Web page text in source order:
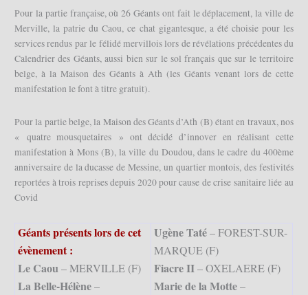
Pour la partie française, où 26 Géants ont fait le déplacement, la ville de
Merville, la patrie du Caou, ce chat gigantesque, a été choisie pour les
services rendus par le félidé mervillois lors de révélations précédentes du
Calendrier des Géants, aussi bien sur le sol français que sur le territoire
belge, à la Maison des Géants à Ath (les Géants venant lors de cette
manifestation le font à titre gratuit).
Pour la partie belge, la Maison des Géants d’Ath (B) étant en travaux, nos
« quatre mousquetaires » ont décidé d’innover en réalisant cette
manifestation à Mons (B), la ville du Doudou, dans le cadre du 400ème
anniversaire de la ducasse de Messine, un quartier montois, des festivités
reportées à trois reprises depuis 2020 pour cause de crise sanitaire liée au
Covid
Géants présents lors de cet
évènement :
Le Caou– MERVILLE (F)
La Belle-Hélène–
Ugène Taté– FOREST-SUR-
MARQUE (F)
Fiacre II– OXELAERE (F)
Marie de la Motte–